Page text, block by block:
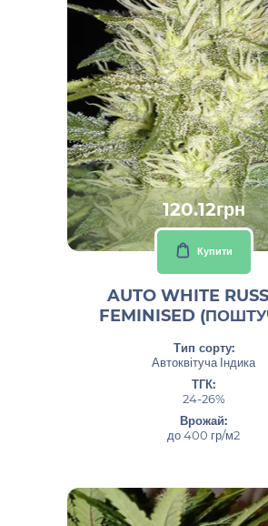
120.12грн
Купити
AUTO WHITE
FEMINISED
Тип сорту:
Автоквітуча Індика
ТГК:
24-26%
Врожай:
до 400 гр/м2